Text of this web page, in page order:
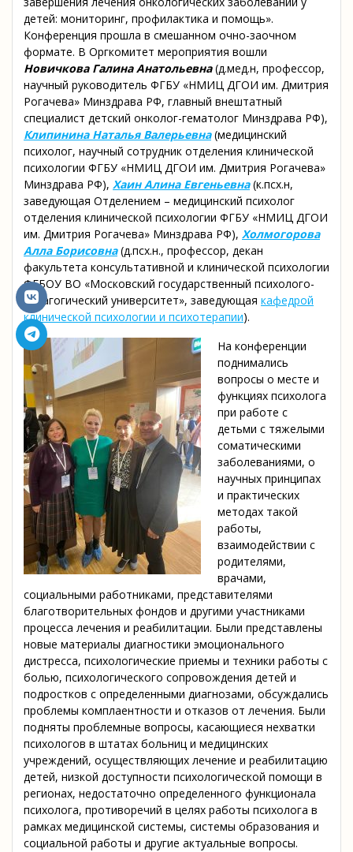
детей: мониторинг, профилактика и помощь».
Конференция прошла в смешанном очно-заочном
формате. В Оргкомитет мероприятия вошли
Новичкова Галина Анатольевна(д.мед.н, профессор,
научный руководитель ФГБУ «НМИЦ ДГОИ им. Дмитрия
Рогачева» Минздрава РФ, главный внештатный
специалист детский онколог-гематолог Минздрава РФ),
Клипинина Наталья Валерьевна(медицинский
психолог, научный сотрудник отделения клинической
психологии ФГБУ «НМИЦ ДГОИ им. Дмитрия Рогачева»
Минздрава РФ), Хаин Алина Евгеньевна(к.псх.н,
заведующая Отделением – медицинский психолог
отделения клинической психологии ФГБУ «НМИЦ ДГОИ
им. Дмитрия Рогачева» Минздрава РФ), Холмогорова
Алла Борисовна(д.псх.н., профессор, декан
факультета консультативной и клинической психологии
ФГБОУ ВО «Московский государственный психолого-
педагогический университет», заведующая кафедрой
клинической психологии и психотерапии).
На конференции
поднимались
вопросы о месте и
функциях психолога
при работе с
детьми с тяжелыми
соматическими
заболеваниями, о
научных принципах
и практических
методах такой
работы,
взаимодействии с
родителями,
врачами,
социальными работниками, представителями
благотворительных фондов и другими участниками
процесса лечения и реабилитации. Были представлены
новые материалы диагностики эмоционального
дистресса, психологические приемы и техники работы с
болью, психологического сопровождения детей и
подростков с определенными диагнозами, обсуждались
проблемы комплаентности и отказов от лечения. Были
подняты проблемные вопросы, касающиеся нехватки
психологов в штатах больниц и медицинских
учреждений, осуществляющих лечение и реабилитацию
детей, низкой доступности психологической помощи в
регионах, недостаточно определенного функционала
психолога, противоречий в целях работы психолога в
рамках медицинской системы, системы образования и
социальной работы и другие актуальные вопросы.